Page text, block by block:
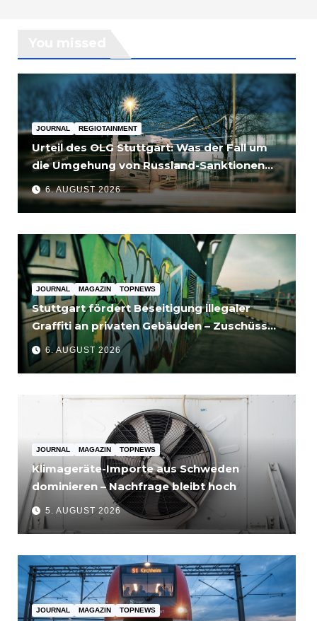
JOURNAL REGIOTAINMENT
Urteil des OLG Stuttgart: Was der Fall um
die Umgehung von Russland-Sanktionen
für Unternehmen bedeutet
6. AUGUST 2026
JOURNAL MAGAZIN TOPNEWS
Stuttgart fördert Beseitigung illegaler
Graffiti an privaten Gebäuden – Zuschüsse
bis 3.500 Euro
6. AUGUST 2026
JOURNAL MAGAZIN TOPNEWS
Klimageräte-Importe aus Schweden
dominieren – Nachfrage bleibt hoch
5. AUGUST 2026
JOURNAL MAGAZIN TOPNEWS